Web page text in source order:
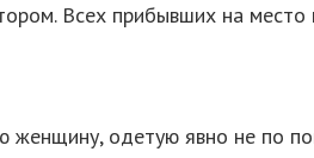
Всех прибывших на место
одетую явно не по